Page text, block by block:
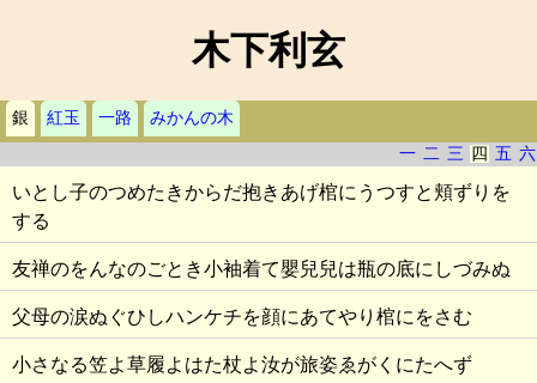
木下利玄
銀 紅玉 一路
みかんの木
一 二 三 四 五 六
いとし子のつめたきからだ抱きあげ棺にうつすと頬ずりを
する
友禅のをんなのごとき小袖着て嬰兒兒は瓶の底にしづみぬ
父母の涙ぬぐひしハンケチを顔にあてやり棺にをさむ
小さなる笠よ草履よはた杖よ汝が旅姿ゑがくにたへず